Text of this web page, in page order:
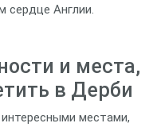
сердце Англии.
и места,
в Дерби
местами,